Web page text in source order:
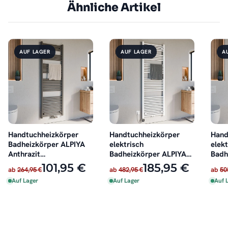
Ähnliche Artikel
AUF LAGER
Handtuchheizkörper
Badheizkörper ALPIYA
Anthrazit
Mittelanschluss
ab 264,95 €101,95 €
Auf Lager
AUF LAGER
Handtuchheizkörper
elektrisch
Badheizkörper ALPIYA
Weiß inkl. Heizstab
ab 482,95 €185,95 €
Auf Lager
ab
Auf